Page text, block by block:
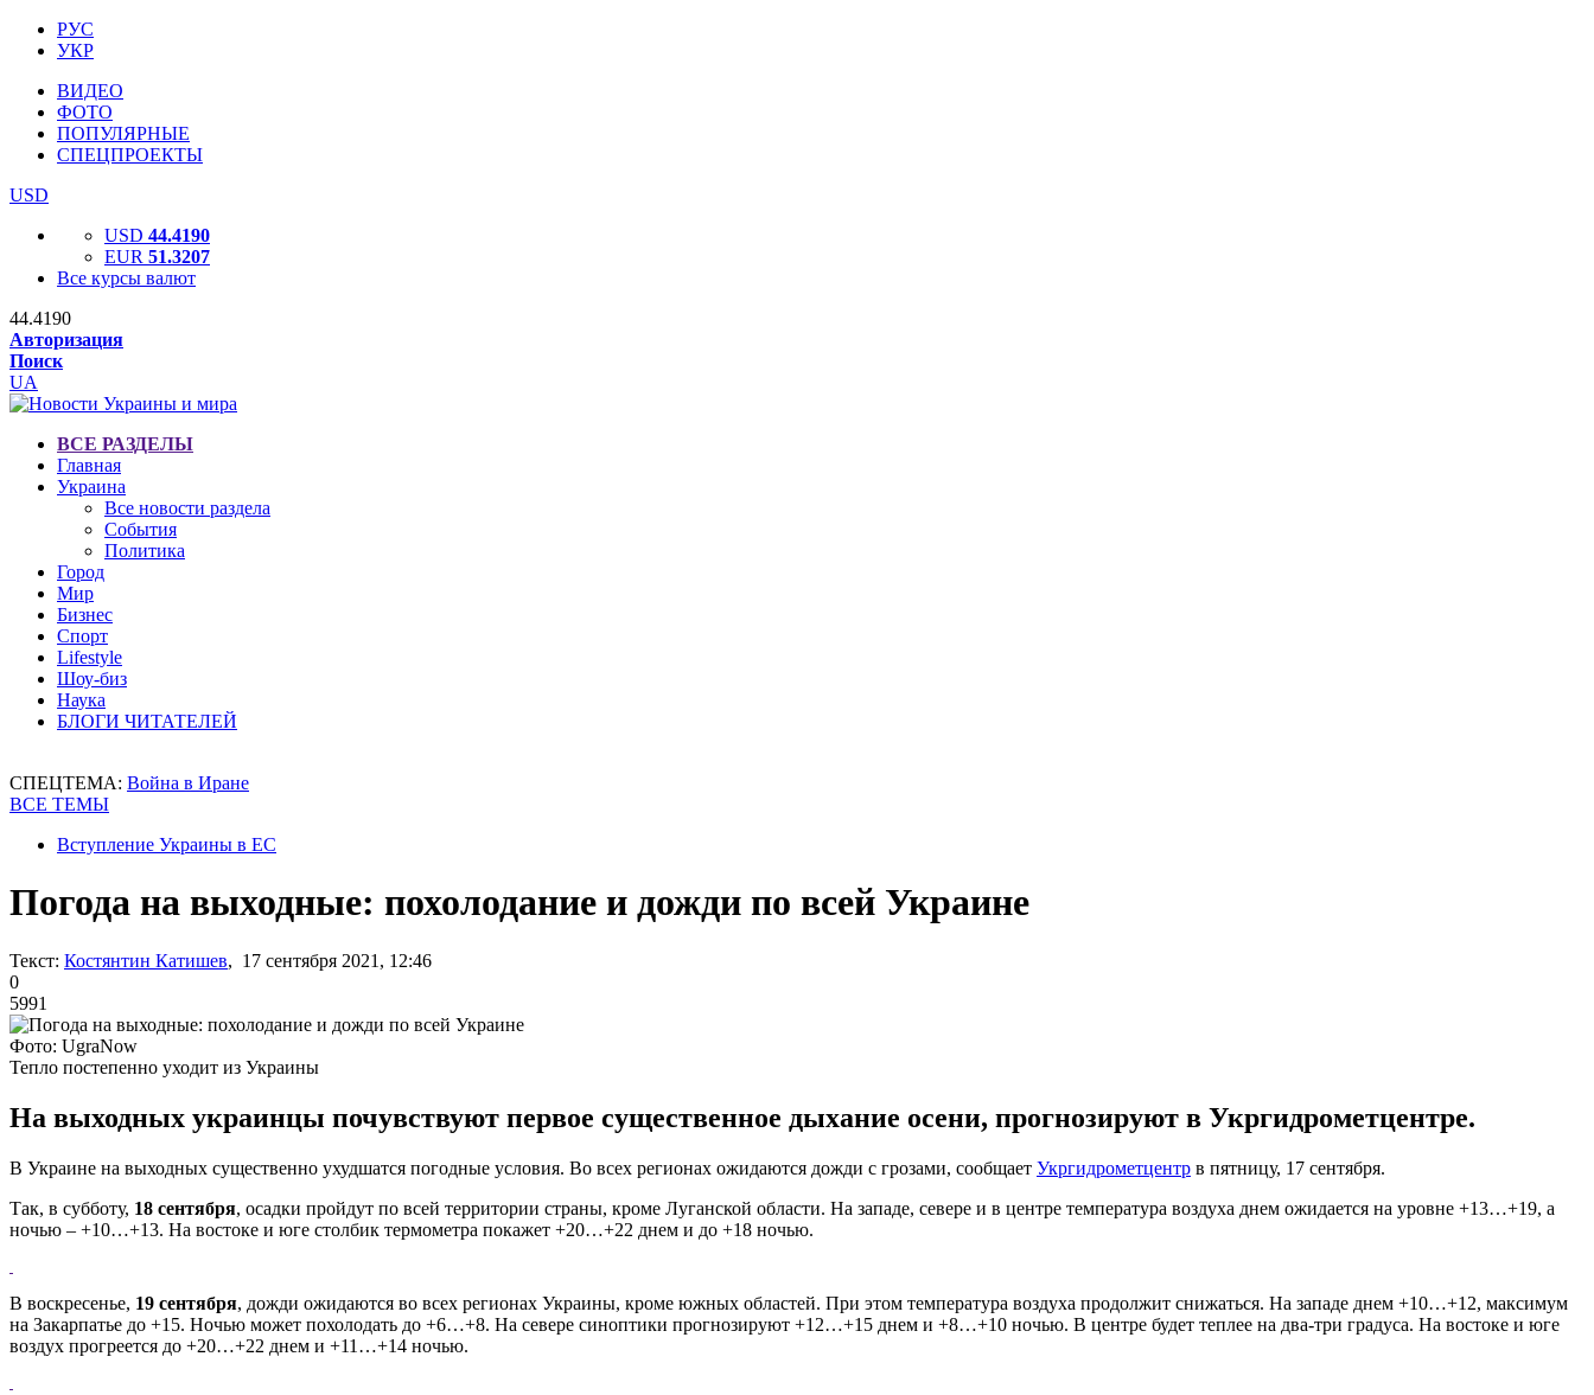
РУС
УКР
ВИДЕО
ФОТО
ПОПУЛЯРНЫЕ
СПЕЦПРОЕКТЫ
USD
USD 44.4190
EUR 51.3207
Все курсы валют
44.4190
Авторизация
Поиск
UA
ВСЕ РАЗДЕЛЫ
Главная
Украина
Все новости раздела
События
Политика
Город
Мир
Бизнес
Спорт
Lifestyle
Шоу-биз
Наука
БЛОГИ ЧИТАТЕЛЕЙ
СПЕЦТЕМА: Война в Иране
ВСЕ ТЕМЫ
Вступление Украины в ЕС
Погода на выходные: похолодание и дожди по всей Украине
Текст: Костянтин Катишев, 17 сентября 2021, 12:46
0
5991
Фото: UgraNow
Тепло постепенно уходит из Украины
На выходных украинцы почувствуют первое существенное дыхание осени, прогнозируют в Укргидрометцентре.
В Украине на выходных существенно ухудшатся погодные условия. Во всех регионах ожидаются дожди с грозами, сообщает Укргидрометцентр в пятницу, 17 сентября.
Так, в субботу, 18 сентября, осадки пройдут по всей территории страны, кроме Луганской области. На западе, севере и в центре температура воздуха днем ожидается на уровне +13…+19, а
ночью – +10…+13. На востоке и юге столбик термометра покажет +20…+22 днем и до +18 ночью.
В воскресенье, 19 сентября, дожди ожидаются во всех регионах Украины, кроме южных областей. При этом температура воздуха продолжит снижаться. На западе днем +10…+12, максимум
на Закарпатье до +15. Ночью может похолодать до +6…+8. На севере синоптики прогнозируют +12…+15 днем и +8…+10 ночью. В центре будет теплее на два-три градуса. На востоке и юге
воздух прогреется до +20…+22 днем и +11…+14 ночью.